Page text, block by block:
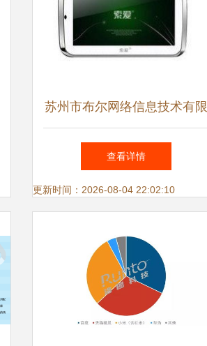
苏州市布尔网络信息技术有限
公司MP4产品列表与信息技术
咨询服务解析
查看详情
更新时间：2026-08-04 22:02:10